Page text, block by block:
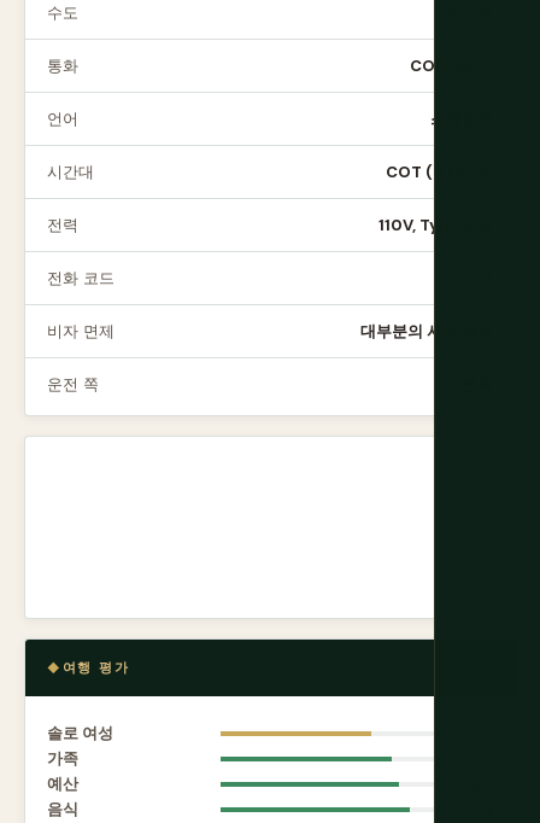
수도
통화 COP (페소)
언어 스페인어
시간대 COT (UTC-5)
전력 110V, Type A/B
전화 코드
비자 면제 대부분의 서구 국적
운전 쪽
여행 평가
솔로 여성
가족
예산
음식